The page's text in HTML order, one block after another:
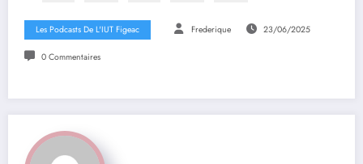
Les Podcasts De L'IUT Figeac Frederique 23/06/2025
0 Commentaires